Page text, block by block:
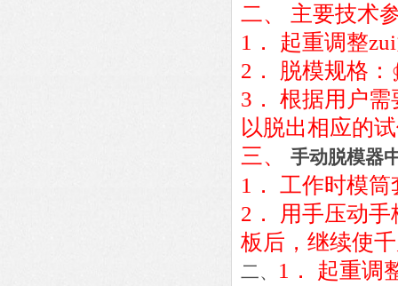
二、 主要技术
1． 起重调整
2． 脱模规格：
3． 根据用户
以脱出相应的
三、 手动脱模器
1． 工作时模
2． 用手压动
板后，继续使
二、 1． 起重调